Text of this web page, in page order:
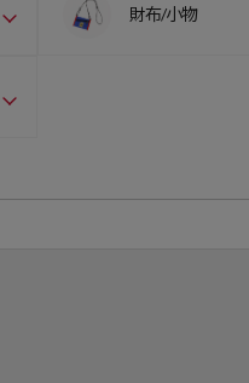
財布/小物